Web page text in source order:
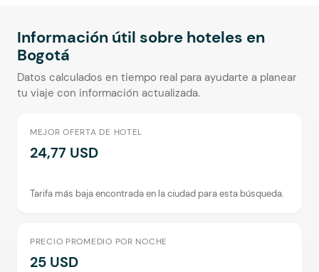
Información útil sobre hoteles en
Bogotá
Datos calculados en tiempo real para ayudarte a planear
tu viaje con información actualizada.
MEJOR OFERTA DE HOTEL
24,77 USD
Tarifa más baja encontrada en la ciudad para esta búsqueda.
PRECIO PROMEDIO POR NOCHE
25 USD